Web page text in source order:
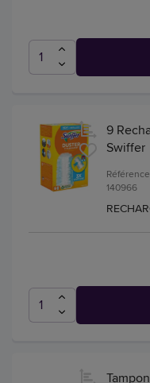
9
Swiffer
140966